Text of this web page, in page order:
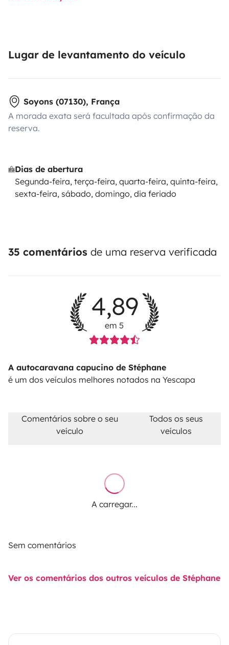
Lugar de levantamento do veículo
Soyons (07130), França
A morada exata será facultada após confirmação da
reserva.
Dias de abertura
Segunda-feira, terça-feira, quarta-feira, quinta-feira,
sexta-feira, sábado, domingo, dia feriado
35 comentários de uma reserva verificada
4,89
em 5
A autocaravana capucino de Stéphane
é um dos veículos melhores notados na Yescapa
Comentários sobre o seu
veículo
Todos os seus
veículos
A carregar...
Sem comentários
Ver os comentários dos outros veículos de Stéphane